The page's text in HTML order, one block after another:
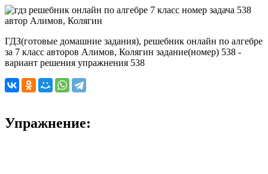
ГДЗ(готовые домашние задания), решебник онлайн по алгебре
за 7 класс авторов Алимов, Колягин задание(номер) 538 -
вариант решения упражнения 538
Упражнение: